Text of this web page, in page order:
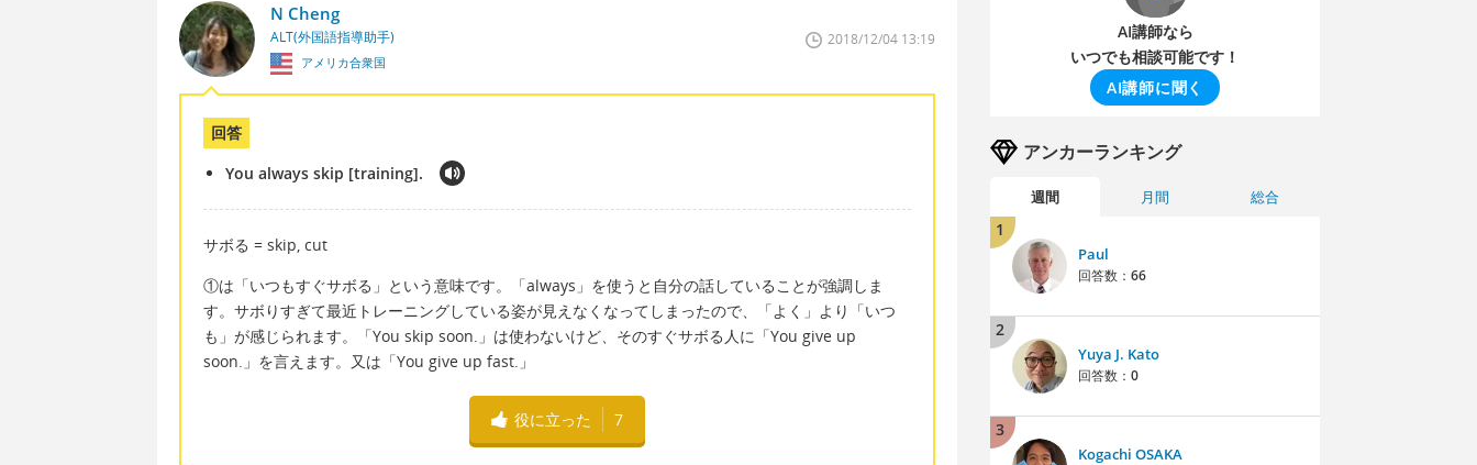
N Cheng
ALT(外国語指導助手)
アメリカ合衆国
2018/12/04 13:19
回答
You always skip [training].
サボる = skip, cut
①は「いつもすぐサボる」という意味です。「always」を使うと自分の話していることが強調しま
す。サボりすぎて最近トレーニングしている姿が見えなくなってしまったので、「よく」より「いつ
も」が感じられます。「You skip soon.」は使わないけど、そのすぐサボる人に「You give up
soon.」を言えます。又は「You give up fast.」
役に立った 7
AI講師なら
いつでも相談可能です！
AI講師に聞く
アンカーランキング
週間 月間 総合
1
Paul
回答数： 66
2
Yuya J. Kato
回答数： 0
3
Kogachi OSAKA